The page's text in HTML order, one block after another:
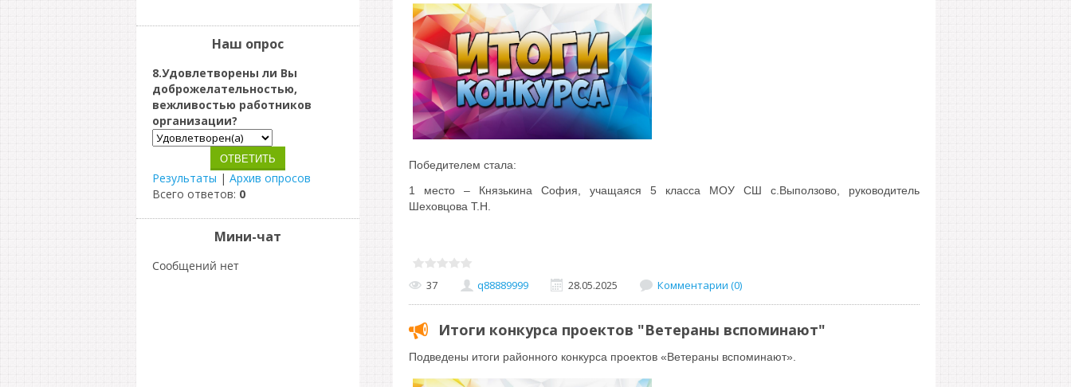
Победителем стала:
1 место – Князькина София, учащаяся 5 класса МОУ СШ с.Выползово, руководитель
Шеховцова Т.Н.
37 q88889999 28.05.2025 Комментарии (0)
Итоги конкурса проектов "Ветераны вспоминают"
Подведены итоги районного конкурса проектов «Ветераны вспоминают».
Наш опрос
8.Удовлетворены ли Вы
доброжелательностью,
вежливостью работников
организации?
Результаты | Архив опросов
Всего ответов: 0
Мини-чат